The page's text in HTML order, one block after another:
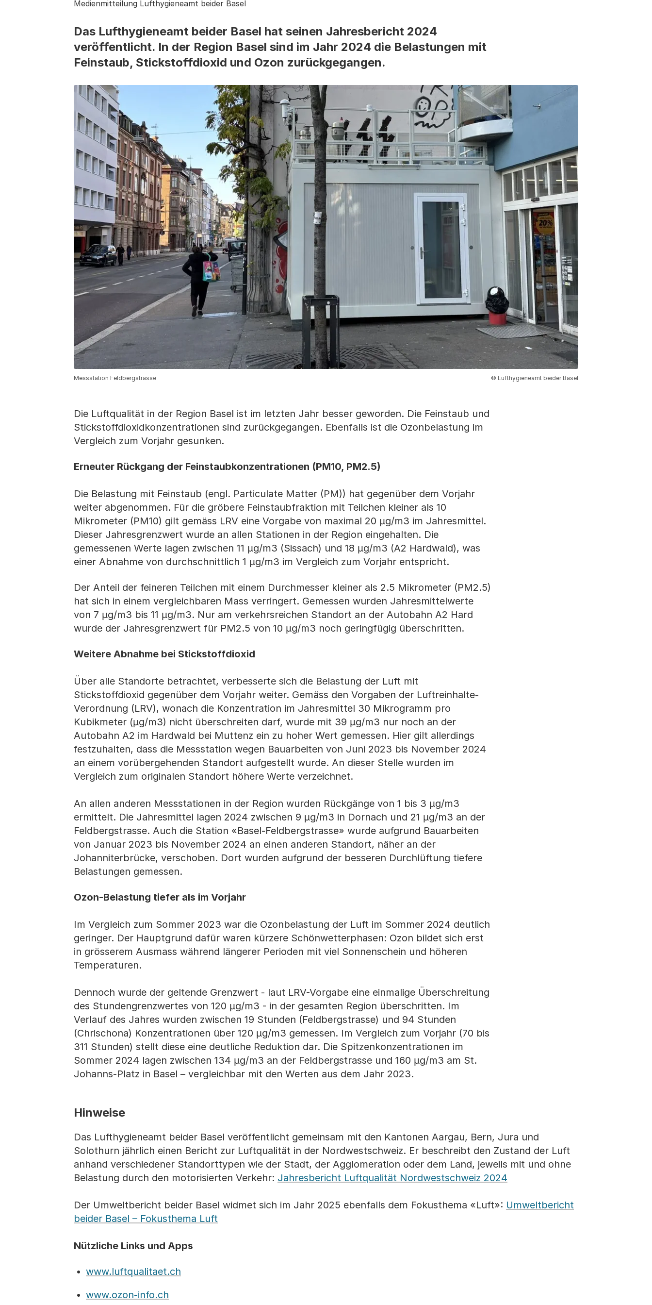
Medienmitteilung Lufthygieneamt beider Basel
Das Lufthygieneamt beider Basel hat seinen Jahresbericht 2024
veröffentlicht. In der Region Basel sind im Jahr 2024 die Belastungen mit
Feinstaub, Stickstoffdioxid und Ozon zurückgegangen.
Messstation Feldbergstrasse © Lufthygieneamt beider Basel
Die Luftqualität in der Region Basel ist im letzten Jahr besser geworden. Die Feinstaub und
Stickstoffdioxidkonzentrationen sind zurückgegangen. Ebenfalls ist die Ozonbelastung im
Vergleich zum Vorjahr gesunken.
Erneuter Rückgang der Feinstaubkonzentrationen (PM10, PM2.5)
Die Belastung mit Feinstaub (engl. Particulate Matter (PM)) hat gegenüber dem Vorjahr
weiter abgenommen. Für die gröbere Feinstaubfraktion mit Teilchen kleiner als 10
Mikrometer (PM10) gilt gemäss LRV eine Vorgabe von maximal 20 µg/m3 im Jahresmittel.
Dieser Jahresgrenzwert wurde an allen Stationen in der Region eingehalten. Die
gemessenen Werte lagen zwischen 11 µg/m3 (Sissach) und 18 µg/m3 (A2 Hardwald), was
einer Abnahme von durchschnittlich 1 µg/m3 im Vergleich zum Vorjahr entspricht.
Der Anteil der feineren Teilchen mit einem Durchmesser kleiner als 2.5 Mikrometer (PM2.5)
hat sich in einem vergleichbaren Mass verringert. Gemessen wurden Jahresmittelwerte
von 7 µg/m3 bis 11 µg/m3. Nur am verkehrsreichen Standort an der Autobahn A2 Hard
wurde der Jahresgrenzwert für PM2.5 von 10 µg/m3 noch geringfügig überschritten.
Weitere Abnahme bei Stickstoffdioxid
Über alle Standorte betrachtet, verbesserte sich die Belastung der Luft mit
Stickstoffdioxid gegenüber dem Vorjahr weiter. Gemäss den Vorgaben der Luftreinhalte-
Verordnung (LRV), wonach die Konzentration im Jahresmittel 30 Mikrogramm pro
Kubikmeter (µg/m3) nicht überschreiten darf, wurde mit 39 µg/m3 nur noch an der
Autobahn A2 im Hardwald bei Muttenz ein zu hoher Wert gemessen. Hier gilt allerdings
festzuhalten, dass die Messstation wegen Bauarbeiten von Juni 2023 bis November 2024
an einem vorübergehenden Standort aufgestellt wurde. An dieser Stelle wurden im
Vergleich zum originalen Standort höhere Werte verzeichnet.
An allen anderen Messstationen in der Region wurden Rückgänge von 1 bis 3 µg/m3
ermittelt. Die Jahresmittel lagen 2024 zwischen 9 µg/m3 in Dornach und 21 µg/m3 an der
Feldbergstrasse. Auch die Station «Basel-Feldbergstrasse» wurde aufgrund Bauarbeiten
von Januar 2023 bis November 2024 an einen anderen Standort, näher an der
Johanniterbrücke, verschoben. Dort wurden aufgrund der besseren Durchlüftung tiefere
Belastungen gemessen.
Ozon-Belastung tiefer als im Vorjahr
Im Vergleich zum Sommer 2023 war die Ozonbelastung der Luft im Sommer 2024 deutlich
geringer. Der Hauptgrund dafür waren kürzere Schönwetterphasen: Ozon bildet sich erst
in grösserem Ausmass während längerer Perioden mit viel Sonnenschein und höheren
Temperaturen.
Dennoch wurde der geltende Grenzwert - laut LRV-Vorgabe eine einmalige Überschreitung
des Stundengrenzwertes von 120 µg/m3 - in der gesamten Region überschritten. Im
Verlauf des Jahres wurden zwischen 19 Stunden (Feldbergstrasse) und 94 Stunden
(Chrischona) Konzentrationen über 120 µg/m3 gemessen. Im Vergleich zum Vorjahr (70 bis
311 Stunden) stellt diese eine deutliche Reduktion dar. Die Spitzenkonzentrationen im
Sommer 2024 lagen zwischen 134 µg/m3 an der Feldbergstrasse und 160 µg/m3 am St.
Johanns-Platz in Basel – vergleichbar mit den Werten aus dem Jahr 2023.
Hinweise
Das Lufthygieneamt beider Basel veröffentlicht gemeinsam mit den Kantonen Aargau, Bern, Jura und
Solothurn jährlich einen Bericht zur Luftqualität in der Nordwestschweiz. Er beschreibt den Zustand der Luft
anhand verschiedener Standorttypen wie der Stadt, der Agglomeration oder dem Land, jeweils mit und ohne
Belastung durch den motorisierten Verkehr: Jahresbericht Luftqualität Nordwestschweiz 2024
Der Umweltbericht beider Basel widmet sich im Jahr 2025 ebenfalls dem Fokusthema «Luft»: Umweltbericht
beider Basel – Fokusthema Luft
Nützliche Links und Apps
www.luftqualitaet.ch
www.ozon-info.ch